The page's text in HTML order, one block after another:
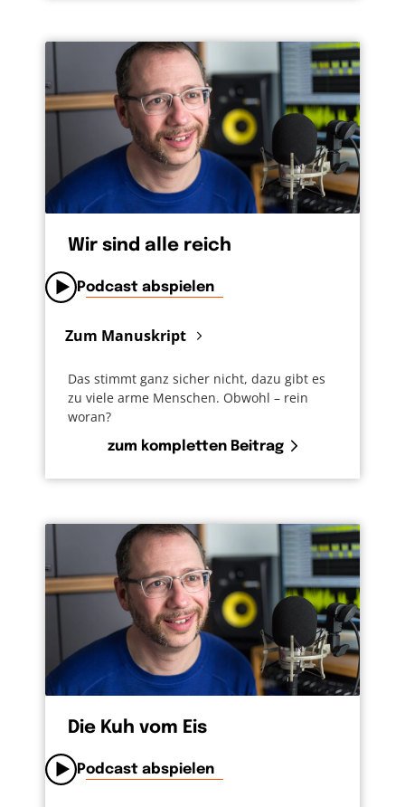
Wir sind alle reich
Podcast abspielen
Zum Manuskript
Das stimmt ganz sicher nicht, dazu gibt es
zu viele arme Menschen. Obwohl – rein
woran?
zum kompletten Beitrag
Die Kuh vom Eis
Podcast abspielen